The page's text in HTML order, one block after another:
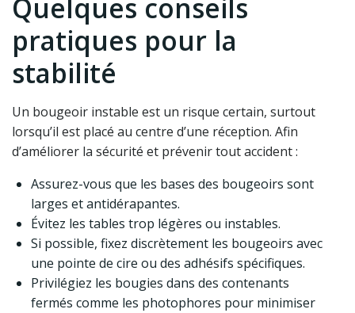
Quelques conseils
pratiques pour la
stabilité
Un bougeoir instable est un risque certain, surtout
lorsqu’il est placé au centre d’une réception. Afin
d’améliorer la sécurité et prévenir tout accident :
Assurez-vous que les bases des bougeoirs sont
larges et antidérapantes.
Évitez les tables trop légères ou instables.
Si possible, fixez discrètement les bougeoirs avec
une pointe de cire ou des adhésifs spécifiques.
Privilégiez les bougies dans des contenants
fermés comme les photophores pour minimiser